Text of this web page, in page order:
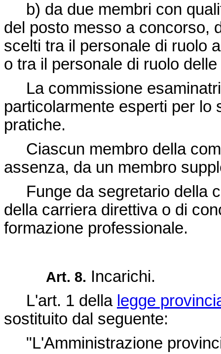
b) da due membri con
del posto messo a concorso,
scelti tra il personale di ruolo
o tra il personale di ruolo
La commissione
particolarmente esperti per lo
pratiche.
Ciascun membro della
assenza, da un membro
Funge da segretario della
della carriera direttiva o di
formazione professionale.
Art. 8. Incarichi.
L'art. 1 della legge
sostituito dal seguente:
"L'Amministrazione